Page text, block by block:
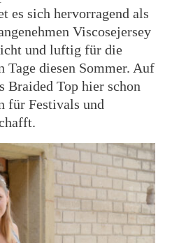
es sich hervorragend als
Viscosejersey
und luftig für die
Tage diesen Sommer. Auf
Braided Top hier schon
für Festivals und